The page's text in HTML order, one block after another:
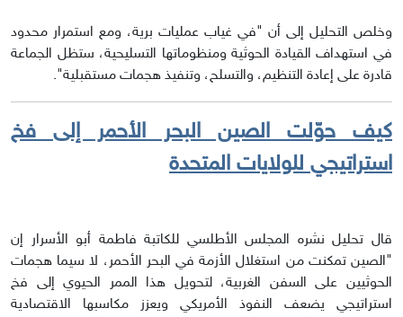
وخلص التحليل إلى أن "في غياب عمليات برية، ومع استمرار محدود
في استهداف القيادة الحوثية ومنظوماتها التسليحية، ستظل الجماعة
قادرة على إعادة التنظيم، والتسلح، وتنفيذ هجمات مستقبلية".
كيف حوّلت الصين البحر الأحمر إلى فخ
استراتيجي للولايات المتحدة
قال تحليل نشره المجلس الأطلسي للكاتبة فاطمة أبو الأسرار إن
"الصين تمكنت من استغلال الأزمة في البحر الأحمر، لا سيما هجمات
الحوثيين على السفن الغربية، لتحويل هذا الممر الحيوي إلى فخ
استراتيجي يضعف النفوذ الأمريكي ويعزز مكاسبها الاقتصادية